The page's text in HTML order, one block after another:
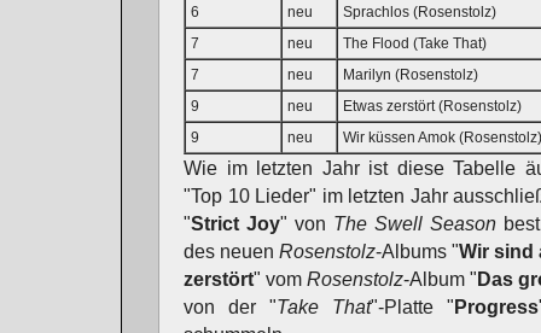
6
neu
Sprachlos (Rosenstolz)
7
neu
The Flood (Take That)
7
neu
Marilyn (Rosenstolz)
9
neu
Etwas zerstört (Rosenstolz)
9
neu Wir küssen Amok (Rosenstolz)
Wie im letzten Jahr ist diese Tabelle
"Top 10 Lieder" im letzten Jahr
"Strict Joy" von The Swell Season
des neuen Rosenstolz-Albums "Wir sind
zerstört" vom Rosenstolz-Album "Das
von der "Take That"-Platte "Progress